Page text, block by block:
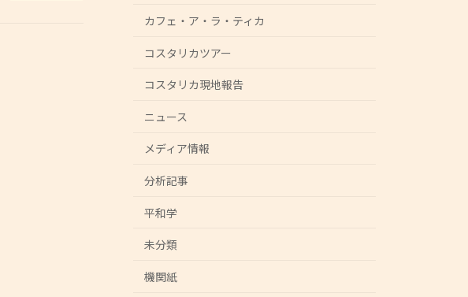
カフェ・ア・ラ・ティカ
コスタリカツアー
コスタリカ現地報告
ニュース
メディア情報
分析記事
平和学
未分類
機関紙